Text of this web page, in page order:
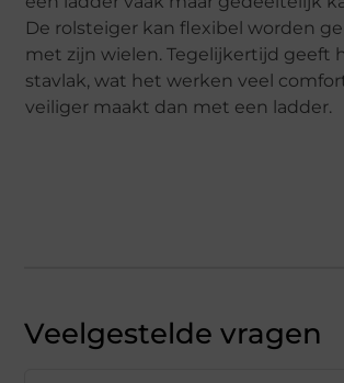
De rolsteiger kan flexibel worden
met zijn wielen. Tegelijkertijd geeft
stavlak, wat het werken veel
veiliger maakt dan met een ladder.
Veelgestelde vragen